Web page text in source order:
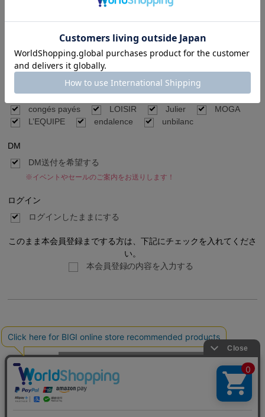
希望するメールマガジンをチェックしてください。
BIGI online store
ブランド別メールマガジン
ご希望のブランドの新着商品やセール、キャンペーン情報などをお届けしま
FRAPBOIS
ADIEU TRISTESSE
congés payés
LOISIR Julier
MOGA
L’EQUIPE
endalence unbilanc
DM
DM送付を希望する
※イベントやセールのご案内をお送りします！
ログイン
ログインしたままにする
このまま本会員登録までする方は、下記にチェックを入れてくださ
い。
本会員登録の内容を入力する
利用規約 プライバシーポリシー